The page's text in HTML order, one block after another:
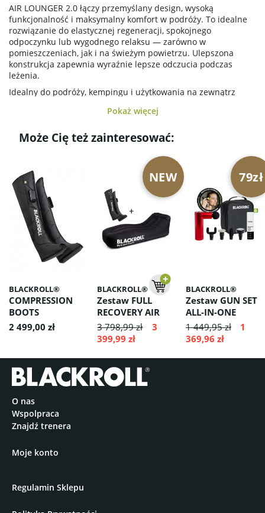
AIR LOUNGER 2.0 łączy przemyślany design, wysoką
funkcjonalność i maksymalny komfort w podróży. To idealne
rozwiązanie do elastycznej regeneracji, spokojnego
odpoczynku lub wygodnego relaksu — zarówno w
pomieszczeniach, jak i na świeżym powietrzu. Ulepszona
konstrukcja zapewnia wyraźnie lepsze odczucia podczas
leżenia.
Idealny do podróży, kempingu i użytkowania na zewnątrz
Wyjmowana pompka powietrza
Prosty i szybki montaż
Długie, ręczne pompowanie to już przeszłość — dzięki
wbudowanej pompce powietrza. Pompka jest zintegrowana z
AIR LOUNGER 2.0 i napełnia go powietrzem w zaledwie 60
sekund. Następnie można ją wyjąć i naładować.
Aby spuścić powietrze, wystarczy nacisnąć przycisk
odpowietrzania — powietrze samoistnie opuści leżak.
Alternatywnie można otworzyć zawór szybkiego wypuszczania
Szczegółowe informacje znajdują się w instrukcji obsługi.
Pokaż więcej
Może Cię też zainteresować:
BLACKROLL®
COMPRESSION
BOOTS
Buty Kompresyjne -
ulga dla ciężkich
2 499,00 zł
NEW
BLACKROLL®
Zestaw FULL
RECOVERY AIR
LOUNGER +
COMPRESSION
3 798,99 zł
3
399,99 zł
79zł
BLACKROLL®
Zestaw GUN SET
ALL-IN-ONE
1 449,95 zł
1
369,96 zł
O nas
Wspolpraca
Znajdź trenera
Moje konto
Regulamin Sklepu